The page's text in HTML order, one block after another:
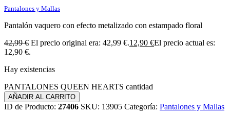
Pantalones y Mallas
Pantalón vaquero con efecto metalizado con estampado floral
42,99€ El precio original era: 42,99 €.12,90 €El precio actual es:
12,90 €.
Hay existencias
PANTALONES QUEEN HEARTS cantidad
AÑADIR AL CARRITO
ID de Producto: 27406 SKU: 13905 Categoría: Pantalones y Mallas